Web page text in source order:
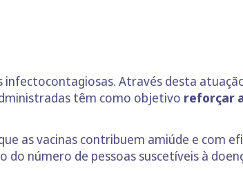
Através desta
têm como objetivo reforçar
as vacinas contribuem amiúde e com
do número de pessoas suscetíveis à